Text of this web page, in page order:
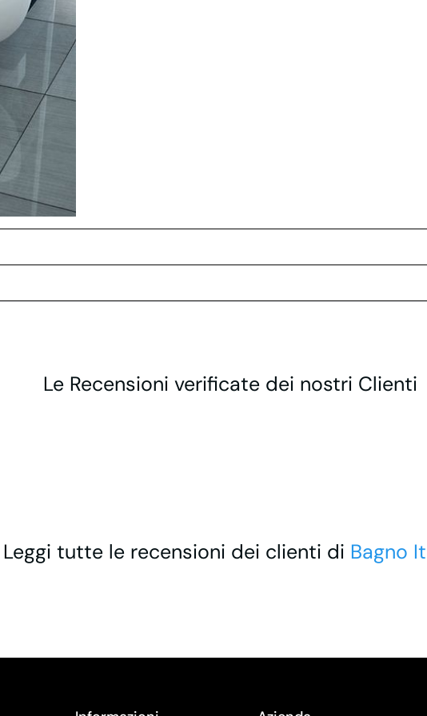
Le Recensioni verificate dei nostri Clienti
Leggi tutte le recensioni dei clienti di Bagno